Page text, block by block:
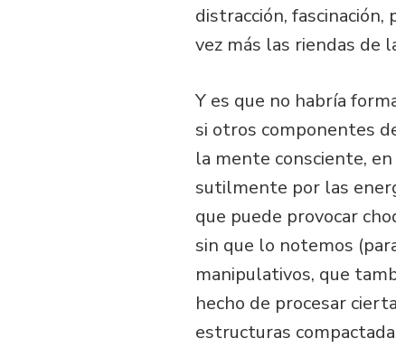
distracción,
vez más las riendas de
Y es que no habría
si otros componentes
la mente consciente,
sutilmente por las
que puede provocar
sin que lo notemos
manipulativos, que
hecho de procesar
estructuras